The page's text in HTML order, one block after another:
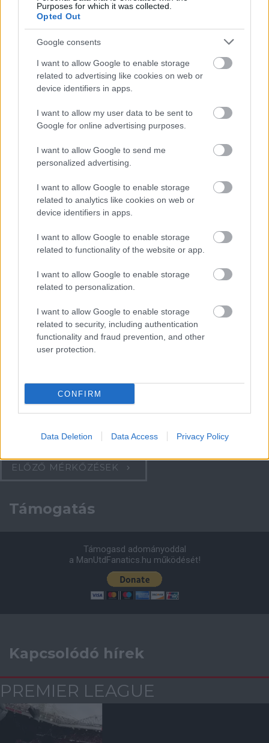
Purposes for which it was collected.
Opted Out
Google consents
I want to allow Google to enable storage
related to advertising like cookies on web or
device identifiers in apps.
I want to allow my user data to be sent to
Google for online advertising purposes.
I want to allow Google to send me
personalized advertising.
I want to allow Google to enable storage
related to analytics like cookies on web or
device identifiers in apps.
I want to allow Google to enable storage
related to functionality of the website or app.
I want to allow Google to enable storage
related to personalization.
I want to allow Google to enable storage
related to security, including authentication
functionality and fraud prevention, and other
user protection.
CONFIRM
Data Deletion Data Access Privacy Policy
Meccs Center
Paris Saint-Germain
Manchester United
Felkészülési szezon 4. mérkőzés
Nya Ullevi, Göteborg
2026-08-08 17:00
1 nap 20 óra 31 perc 43 másodperc
Leeds UnitedvsManchester United2026-08-12 20:30
AC MilanvsManchester United2026-08-15 18:00
ELŐZŐ MÉRKŐZÉSEK
Támogatás
Támogasd adományoddal
a ManUtdFanatics.hu működését!
Kapcsolódó hírek
PREMIER LEAGUE